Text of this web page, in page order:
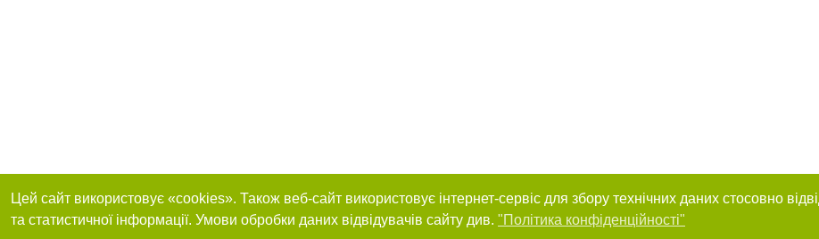
Цей сайт використовує «cookies». Також веб-сайт використовує інтернет-сервіс для збору технічних даних стосовно
та статистичної інформації. Умови обробки даних відвідувачів сайту див. "Політика конфіденційності"